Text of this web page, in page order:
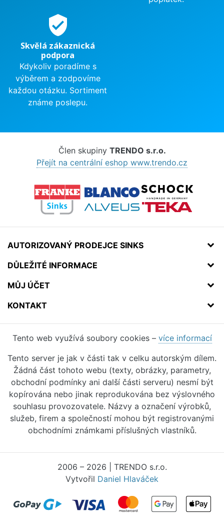
verified_user
Skvělá zákaznická
podpora
Kdykoliv poradíme s
výběrem a zodpovíme
každou otázku. Sortiment
známe poslepu.
Člen skupiny TRENDO s.r.o.
Přejít na centrální eshop www.trendo.cz
AUTORIZOVANÝ PRODEJCE SINKS
DŮLEŽITÉ INFORMACE
MŮJ ÚČET
KONTAKT
Tento web využívá soubory cookies – více informací
Tento server je jak v části tak v celku autorským dílem.
Žádná část tohoto webu (texty, obrázky, parametry,
obchodní podmínky ani další části serveru) nesmí být
kopírována nebo jinak reprodukována bez výslovného
souhlasu provozovatele. Názvy a označení výrobků,
služeb, firem a společností mohou být registrovanými
obchodními známkami příslušných vlastníků.
2006 – 2026 | TRENDO s.r.o.
Vytvořil Daniel Hlaváček